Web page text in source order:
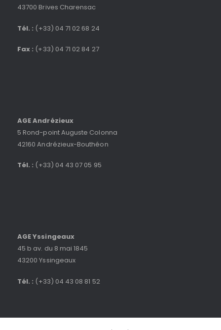
43700 Brives Charensac
Tél. : (+33) 04 71 02 68 24
Fax : (+33) 04 71 02 84 27
AGE Andrézieux
5 Rond-point Auguste Colonna
42160 Andrézieux-Bouthéon
Tél. : (+33) 04 43 07 05 95
AGE Yssingeaux
45 b av. du 8 mai 1845
43200 Yssingeaux
Tél. : (+33) 04 43 08 81 52